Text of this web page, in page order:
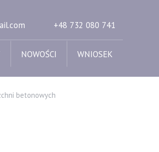
+48 732 080 741
NOWOŚCI WNIOSEK
betonowych